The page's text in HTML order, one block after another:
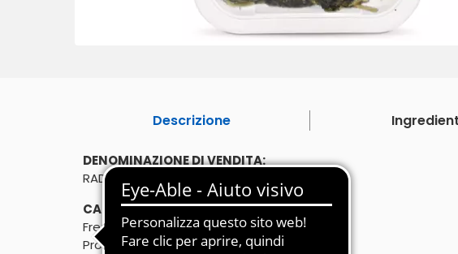
Descrizione
DENOMINAZIONE DI VENDITA:
RADICCHIO DA CAMPO LESSATO
CARATTERISTICHE:
Fresco - Senza conservanti
Pronto da gustare